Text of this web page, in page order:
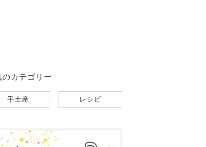
のカテゴリー
手土産 レシピ